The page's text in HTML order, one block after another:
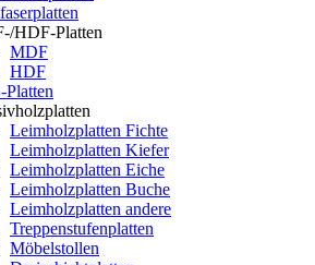
HDF-Platten
MDF
HDF
Platten
Leimholzplatten Fichte
Leimholzplatten Kiefer
Leimholzplatten Eiche
Leimholzplatten Buche
Leimholzplatten andere
Treppenstufenplatten
Möbelstollen